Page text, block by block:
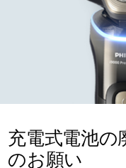
充電式電池の
のお願い